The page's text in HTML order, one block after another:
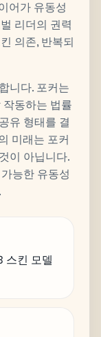
어가 유동성
리더의 권력
의존, 반복되
니다. 포커는
동하는 법률
유 형태를 결
미래는 포커
이 아닙니다.
능한 유동성
스킨 모델